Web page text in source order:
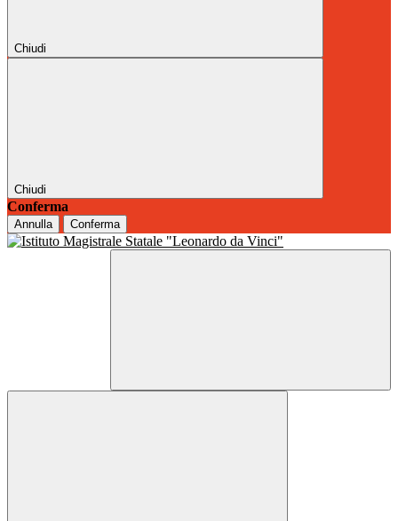
Chiudi
Chiudi
Conferma
Annulla Conferma